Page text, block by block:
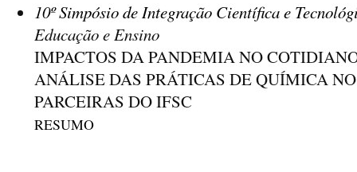
10º Simpósio de Integração Científica e
Educação e Ensino
IMPACTOS DA PANDEMIA NO
ANÁLISE DAS PRÁTICAS DE QUÍMICA
PARCEIRAS DO IFSC
RESUMO